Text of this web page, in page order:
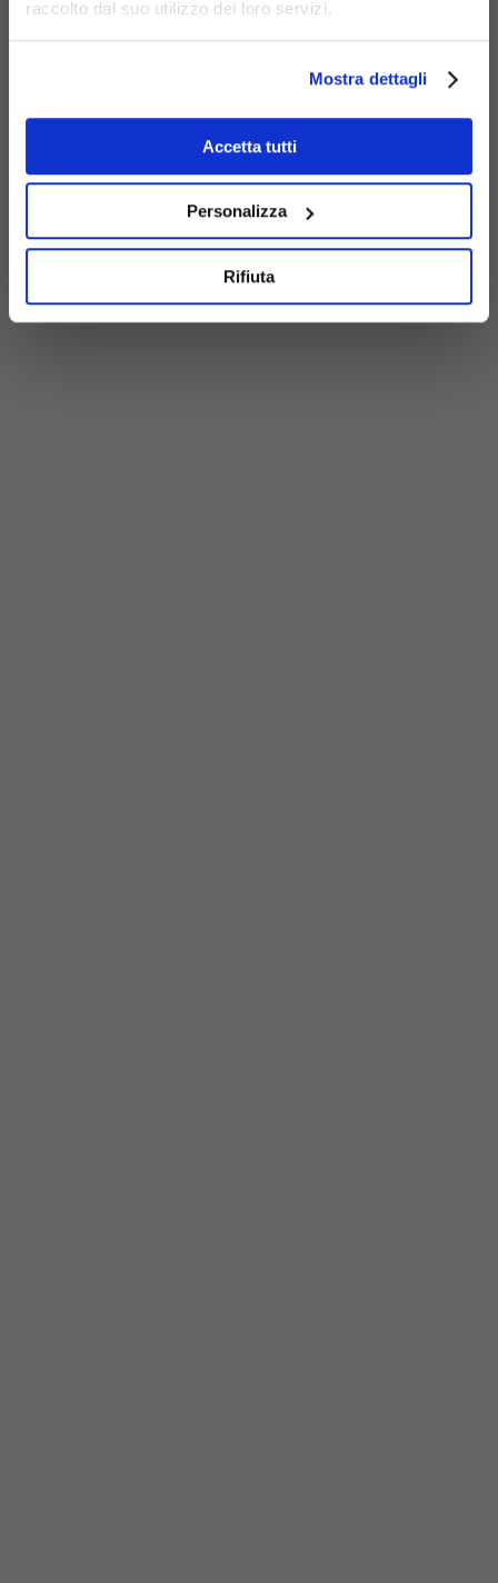
raccolto dal suo utilizzo dei loro servizi.
Mostra dettagli
Accetta tutti
Personalizza
Rifiuta